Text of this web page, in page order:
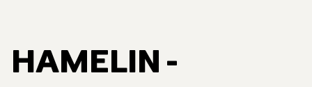
HAMELIN -